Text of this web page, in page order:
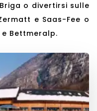
o divertirsi sulle
e Saas-Fee o
Bettmeralp.